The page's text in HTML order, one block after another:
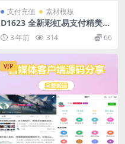
支付充值 素材模板
D1623 全新彩虹易支付精美UI
美化模板
3 年前 314 66
VIP